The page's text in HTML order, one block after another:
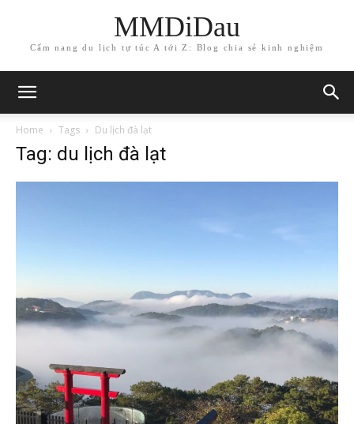
MMDiDau
Cẩm nang du lịch tự túc A tới Z: Blog chia sẻ kinh nghiệm
Home Tags Du lịch đà lạt
Tag: du lịch đà lạt